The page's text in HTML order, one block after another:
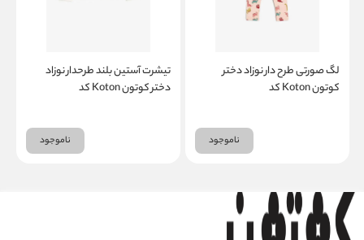
لگ صورتی طرح دار نوزاد دختر
کوتون Koton کد
ناموجود
تیشرت آستین بلند طرحدار نوزاد
دختر کوتون Koton کد
ناموجود